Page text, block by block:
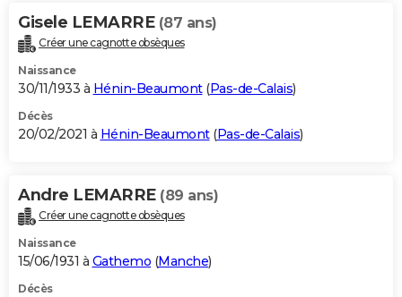
Gisele LEMARRE (87 ans)
Créer une cagnotte obsèques
Naissance
30/11/1933 à Hénin-Beaumont(Pas-de-Calais)
Décès
20/02/2021 à Hénin-Beaumont(Pas-de-Calais)
Andre LEMARRE (89 ans)
Créer une cagnotte obsèques
Naissance
15/06/1931 à Gathemo (Manche)
Décès